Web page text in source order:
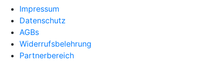
Impressum
Datenschutz
AGBs
Widerrufsbelehrung
Partnerbereich